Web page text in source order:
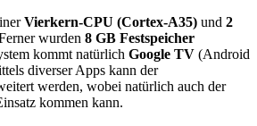
Vierkern-CPU (Cortex-A35) und 2
wurden 8 GB Festspeicher
kommt natürlich Google TV (Android
diverser Apps kann der
werden, wobei natürlich auch der
kommen kann.